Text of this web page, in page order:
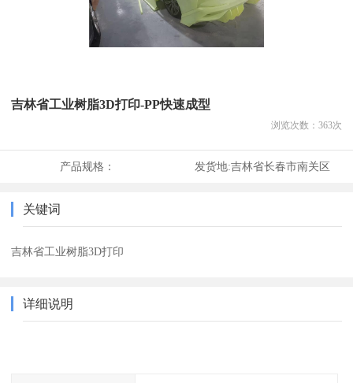
吉林省工业树脂3D打印-PP快速成型
浏览次数： 363次
产品规格： 发货地:吉林省长春市南关区
关键词
吉林省工业树脂3D打印
详细说明